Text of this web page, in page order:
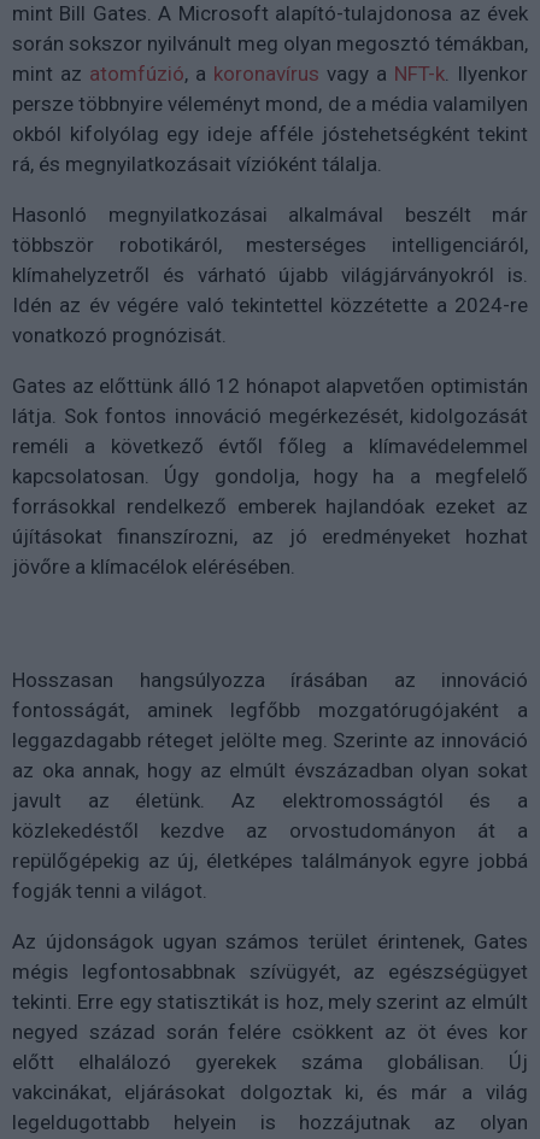
mint Bill Gates. A Microsoft alapító-tulajdonosa az évek
során sokszor nyilvánult meg olyan megosztó témákban,
mint az atomfúzió, a koronavírus vagy a NFT-k. Ilyenkor
persze többnyire véleményt mond, de a média valamilyen
okból kifolyólag egy ideje afféle jóstehetségként tekint
rá, és megnyilatkozásait vízióként tálalja.
Hasonló megnyilatkozásai alkalmával beszélt már
többször robotikáról, mesterséges intelligenciáról,
klímahelyzetről és várható újabb világjárványokról is.
Idén az év végére való tekintettel közzétette a 2024-re
vonatkozó prognózisát.
Gates az előttünk álló 12 hónapot alapvetően optimistán
látja. Sok fontos innováció megérkezését, kidolgozását
reméli a következő évtől főleg a klímavédelemmel
kapcsolatosan. Úgy gondolja, hogy ha a megfelelő
forrásokkal rendelkező emberek hajlandóak ezeket az
újításokat finanszírozni, az jó eredményeket hozhat
jövőre a klímacélok elérésében.
Hosszasan hangsúlyozza írásában az innováció
fontosságát, aminek legfőbb mozgatórugójaként a
leggazdagabb réteget jelölte meg. Szerinte az innováció
az oka annak, hogy az elmúlt évszázadban olyan sokat
javult az életünk. Az elektromosságtól és a
közlekedéstől kezdve az orvostudományon át a
repülőgépekig az új, életképes találmányok egyre jobbá
fogják tenni a világot.
Az újdonságok ugyan számos terület érintenek, Gates
mégis legfontosabbnak szívügyét, az egészségügyet
tekinti. Erre egy statisztikát is hoz, mely szerint az elmúlt
negyed század során felére csökkent az öt éves kor
előtt elhalálozó gyerekek száma globálisan. Új
vakcinákat, eljárásokat dolgoztak ki, és már a világ
legeldugottabb helyein is hozzájutnak az olyan